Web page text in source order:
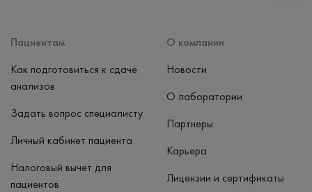
Пациентам
Как подготовиться к сдаче
анализов
Задать вопрос специалисту
Личный кабинет пациента
Налоговый вычет для
пациентов
О компании
Новости
О лаборатории
Партнеры
Карьера
Лицензии и сертификаты